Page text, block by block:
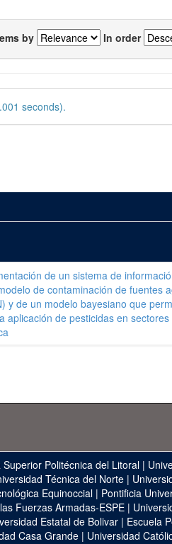
by In order
seconds).
de un sistema de
de contaminación de fuentes
y de un modelo bayesiano que
aplicación de pesticidas en
Superior Politécnica del Litoral |
Técnica del Norte|
Equinoccial| Pontificia
Fuerzas Armadas-ESPE |
Estatal de Bolivar| Escuela
Casa Grande | Universidad